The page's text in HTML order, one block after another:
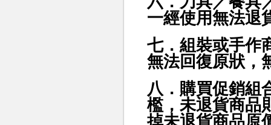
一經使用無法退
七．組裝或手作
無法回復原狀，
八．購買促銷組
檻，未退貨商品
掉未退貨商品原